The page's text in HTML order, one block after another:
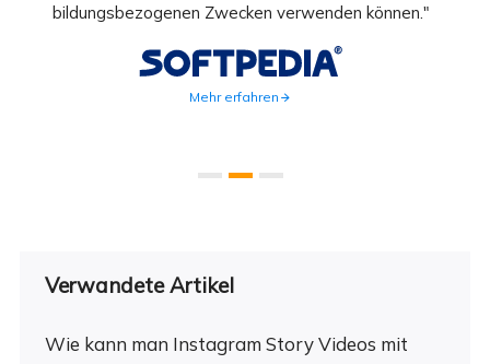
bildungsbezogenen Zwecken verwenden können."
Mehr erfahren
Verwandete Artikel
Wie kann man Instagram Story Videos mit